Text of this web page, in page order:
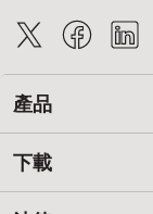
產品
下載